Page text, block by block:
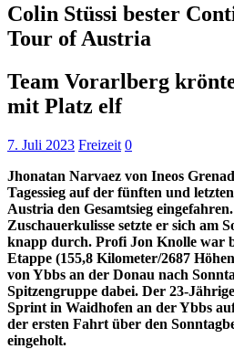
Colin Stüssi bester
Tour of Austria
Team Vorarlberg
mit Platz elf
7. Juli 2023 Freizeit 0
Jhonatan Narvaez von Ineos
Tagessieg auf der fünften und
Austria den Gesamtsieg
Zuschauerkulisse setzte er sich am
knapp durch. Profi Jon Knolle war
Etappe (155,8 Kilometer/2687
von Ybbs an der Donau nach
Spitzengruppe dabei. Der 23-
Sprint in Waidhofen an der Ybbs
der ersten Fahrt über den
eingeholt.